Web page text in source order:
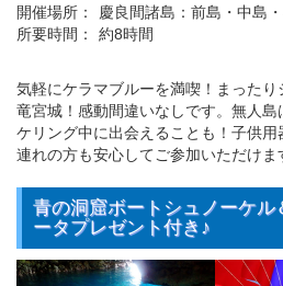
開催場所：
慶良間諸島：前島・中島
所要時間：
約8時間
気軽にケラマブルーを満喫！まった
竜宮城！感動間違いなしです。無人
ケリング中に出会えることも！子供
連れの方も安心してご参加いただけま
青の洞窟ボートシュノーケ
ータプレゼント付き♪